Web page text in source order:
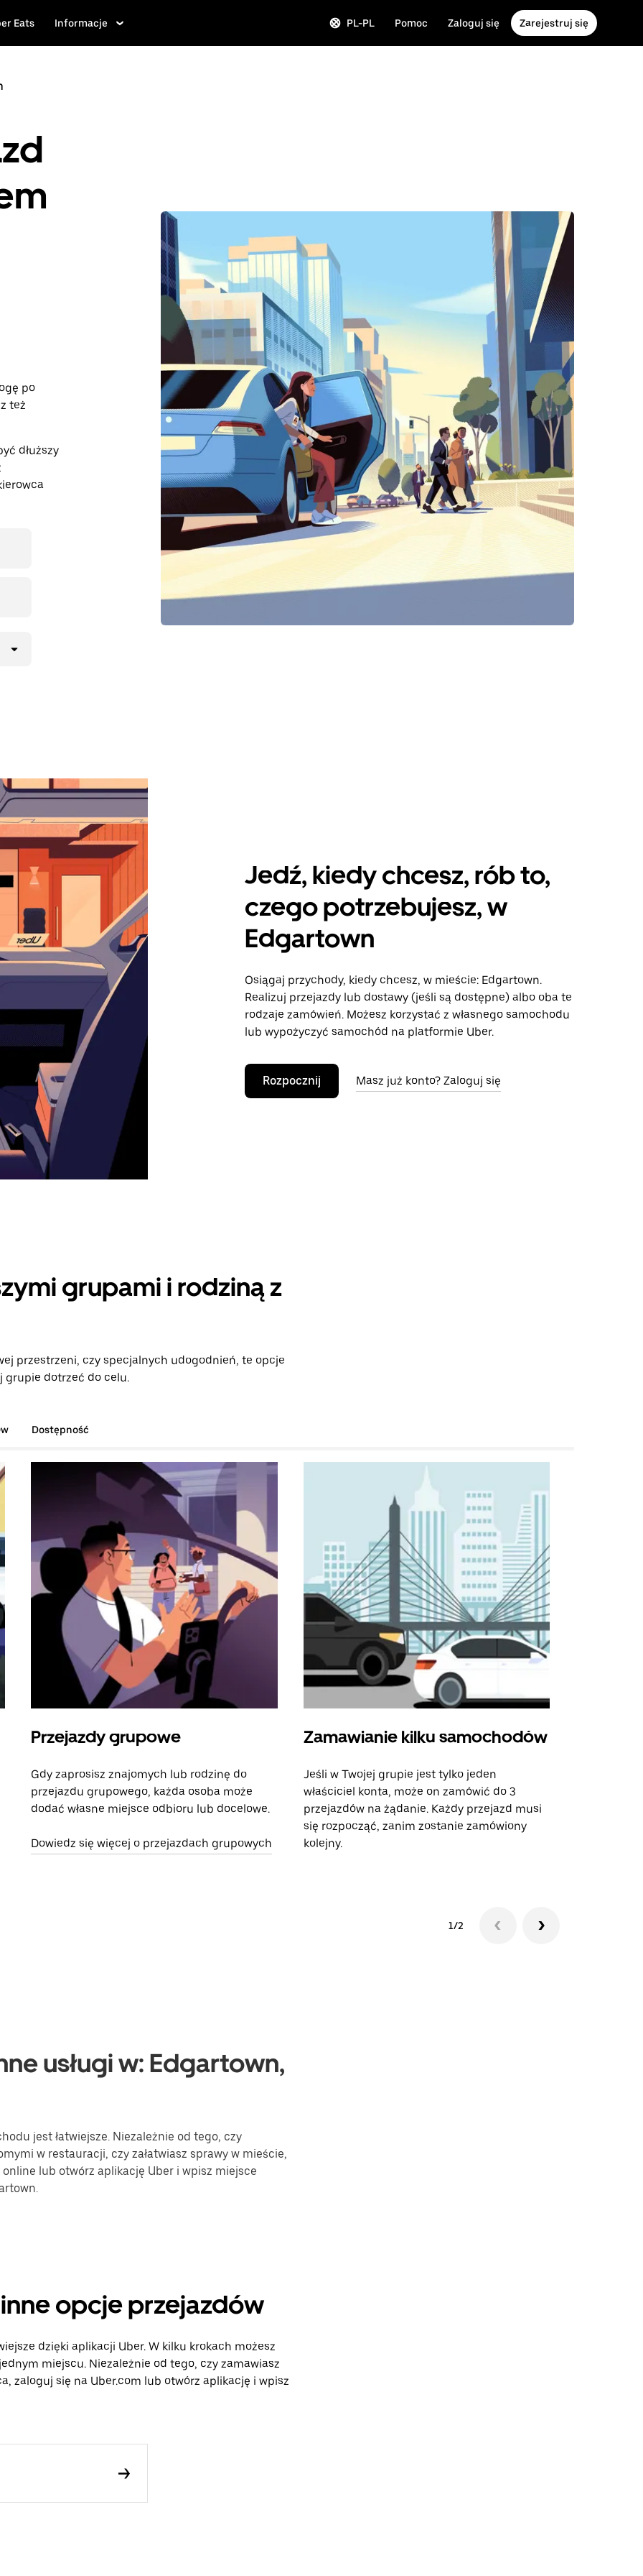
Eats Informacje PL-PL Pomoc Zaloguj się Zarejestruj się
po
też
dłuższy
Jedź, kiedy chcesz, rób to,
czego potrzebujesz, w
Edgartown
Osiągaj przychody, kiedy chcesz, w mieście: Edgartown.
Realizuj przejazdy lub dostawy (jeśli są dostępne) albo oba te
rodzaje zamówień. Możesz korzystać z własnego samochodu
lub wypożyczyć samochód na platformie Uber.
Rozpocznij Masz już konto? Zaloguj się
grupami i rodziną z
przestrzeni, czy specjalnych udogodnień, te opcje
grupie dotrzeć do celu.
Dostępność
Przejazdy grupowe
Gdy zaprosisz znajomych lub rodzinę do
przejazdu grupowego, każda osoba może
dodać własne miejsce odbioru lub docelowe.
Dowiedz się więcej o przejazdach grupowych
Zamawianie kilku samochodów
Jeśli w Twojej grupie jest tylko jeden
właściciel konta, może on zamówić do 3
przejazdów na żądanie. Każdy przejazd musi
się rozpocząć, zanim zostanie zamówiony
kolejny.
1/2
usługi w: Edgartown,
jest łatwiejsze. Niezależnie od tego, czy
w restauracji, czy załatwiasz sprawy w mieście,
lub otwórz aplikację Uber i wpisz miejsce
opcje przejazdów
dzięki aplikacji Uber. W kilku krokach możesz
miejscu. Niezależnie od tego, czy zamawiasz
zaloguj się na Uber.com lub otwórz aplikację i wpisz